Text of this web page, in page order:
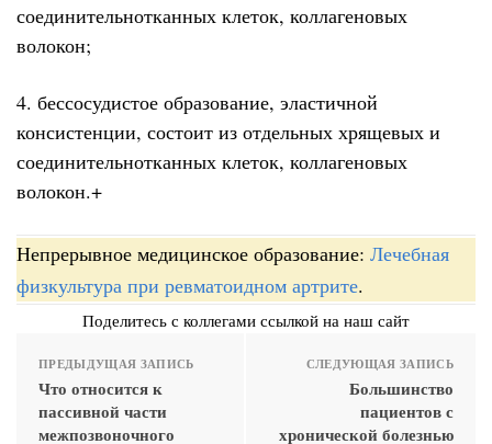
соединительнотканных клеток, коллагеновых
волокон;
4. бессосудистое образование, эластичной
консистенции, состоит из отдельных хрящевых и
соединительнотканных клеток, коллагеновых
волокон.+
Непрерывное медицинское образование: Лечебная
физкультура при ревматоидном артрите.
Поделитесь с коллегами ссылкой на наш сайт
ПРЕДЫДУЩАЯ ЗАПИСЬ
Что относится к
пассивной части
межпозвоночного
СЛЕДУЮЩАЯ ЗАПИСЬ
Большинство
пациентов с
хронической болезнью